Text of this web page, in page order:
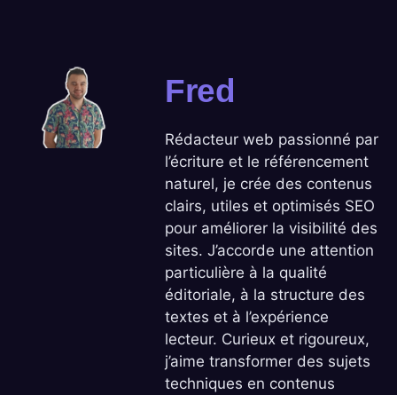
Fred
Rédacteur web passionné par
l’écriture et le référencement
naturel, je crée des contenus
clairs, utiles et optimisés SEO
pour améliorer la visibilité des
sites. J’accorde une attention
particulière à la qualité
éditoriale, à la structure des
textes et à l’expérience
lecteur. Curieux et rigoureux,
j’aime transformer des sujets
techniques en contenus